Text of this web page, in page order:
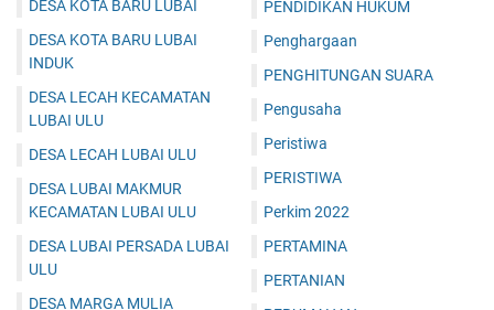
DESA KOTA BARU LUBAI
DESA KOTA BARU LUBAI
INDUK
DESA LECAH KECAMATAN
LUBAI ULU
DESA LECAH LUBAI ULU
DESA LUBAI MAKMUR
KECAMATAN LUBAI ULU
DESA LUBAI PERSADA LUBAI
ULU
DESA MARGA MULIA
PENDIDIKAN HUKUM
Penghargaan
PENGHITUNGAN SUARA
Pengusaha
Peristiwa
PERISTIWA
Perkim 2022
PERTAMINA
PERTANIAN